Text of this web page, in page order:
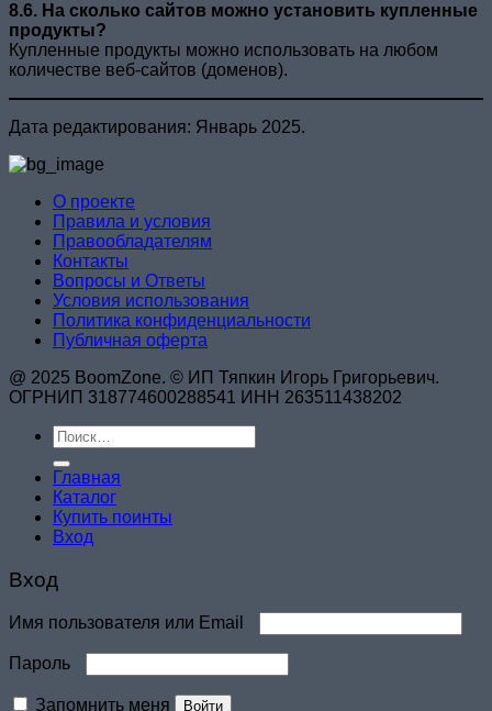
8.6. На сколько сайтов можно установить купленные
продукты?
Купленные продукты можно использовать на любом
количестве веб-сайтов (доменов).
Дата редактирования: Январь 2025.
О проекте
Правила и условия
Правообладателям
Контакты
Вопросы и Ответы
Условия использования
Политика конфиденциальности
Публичная оферта
@ 2025 BoomZone. © ИП Тяпкин Игорь Григорьевич.
ОГРНИП 318774600288541 ИНН 263511438202
Искать:
Главная
Каталог
Купить поинты
Вход
Вход
Имя пользователя или Email
Пароль
Запомнить меня Войти